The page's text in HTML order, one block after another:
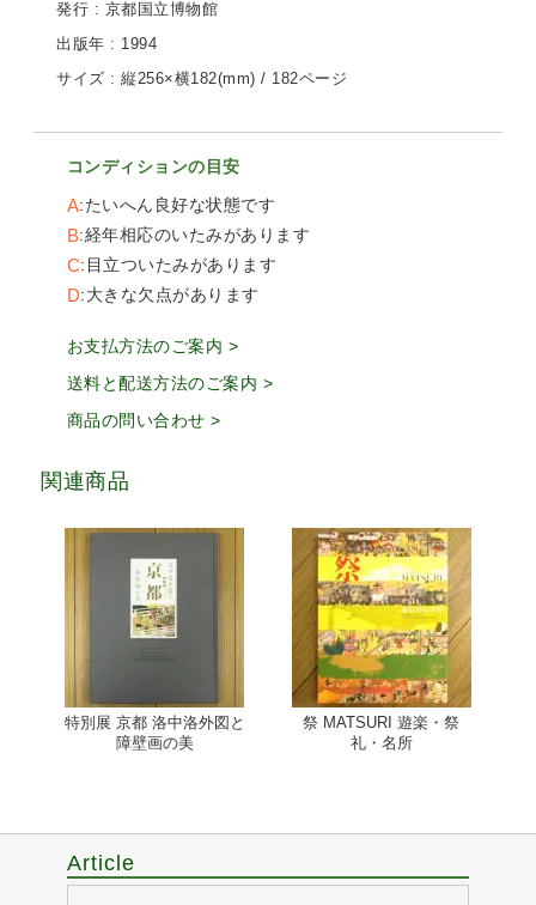
発行 : 京都国立博物館
出版年 : 1994
サイズ : 縦256×横182(mm) / 182ページ
コンディションの目安
A たいへん良好な状態です
B 経年相応のいたみがあります
C 目立ついたみがあります
D 大きな欠点があります
お支払方法のご案内 >
送料と配送方法のご案内 >
商品の問い合わせ >
関連商品
特別展 京都 洛中洛外図と
障壁画の美
祭 MATSURI 遊楽・祭
礼・名所
Article